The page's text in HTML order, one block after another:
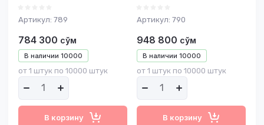
Артикул: 789
В наличии 10000
784 300 сўм
от 1 штук по 10000 штук
В корзину
Артикул: 790
В наличии 10000
948 800 сўм
от 1 штук по 10000 штук
В корзину